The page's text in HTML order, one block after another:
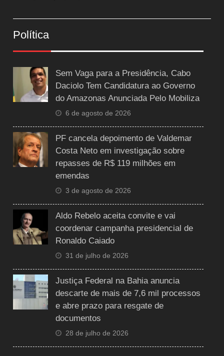
Política
Sem Vaga para a Presidência, Cabo
Daciolo Tem Candidatura ao Governo
do Amazonas Anunciada Pelo Mobiliza
6 de agosto de 2026
PF cancela depoimento de Valdemar
Costa Neto em investigação sobre
repasses de R$ 119 milhões em
emendas
3 de agosto de 2026
Aldo Rebelo aceita convite e vai
coordenar campanha presidencial de
Ronaldo Caiado
31 de julho de 2026
Justiça Federal na Bahia anuncia
descarte de mais de 7,6 mil processos
e abre prazo para resgate de
documentos
28 de julho de 2026